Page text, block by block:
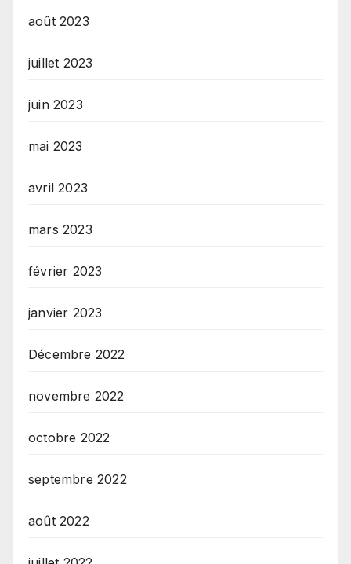
août 2023
juillet 2023
juin 2023
mai 2023
avril 2023
mars 2023
février 2023
janvier 2023
Décembre 2022
novembre 2022
octobre 2022
septembre 2022
août 2022